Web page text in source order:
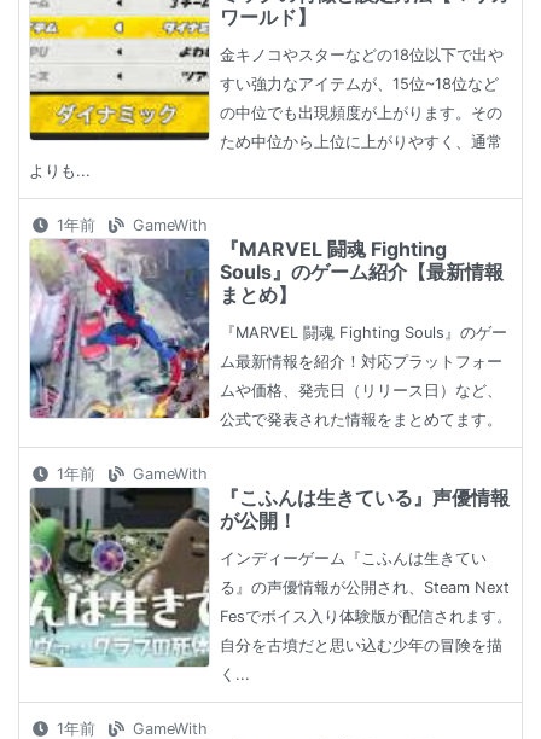
ワールド】
金キノコやスターなどの18位以下で出や
すい強力なアイテムが、15位~18位など
の中位でも出現頻度が上がります。その
ため中位から上位に上がりやすく、通常
よりも...
1年前 GameWith
『MARVEL 闘魂 Fighting
Souls』のゲーム紹介【最新情報
まとめ】
『MARVEL 闘魂 Fighting Souls』のゲー
ム最新情報を紹介！対応プラットフォー
ムや価格、発売日（リリース日）など、
公式で発表された情報をまとめてます。
1年前 GameWith
『こふんは生きている』声優情報
が公開！
インディーゲーム『こふんは生きてい
る』の声優情報が公開され、Steam Next
Fesでボイス入り体験版が配信されます。
自分を古墳だと思い込む少年の冒険を描
く...
1年前 GameWith